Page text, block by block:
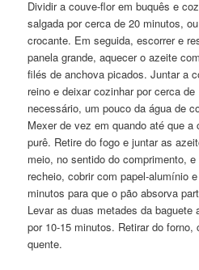
Dividir a couve-flor em buquês e
salgada por cerca de 20 minutos,
crocante. Em seguida, escorrer e
panela grande, aquecer o azeite
filés de anchova picados. Juntar a
reino e deixar cozinhar por cerca
necessário, um pouco da água de
Mexer de vez em quando até que a
purê. Retire do fogo e juntar as
meio, no sentido do comprimento,
recheio, cobrir com papel-alumínio
minutos para que o pão absorva
Levar as duas metades da baguete
por 10-15 minutos. Retirar do
quente.